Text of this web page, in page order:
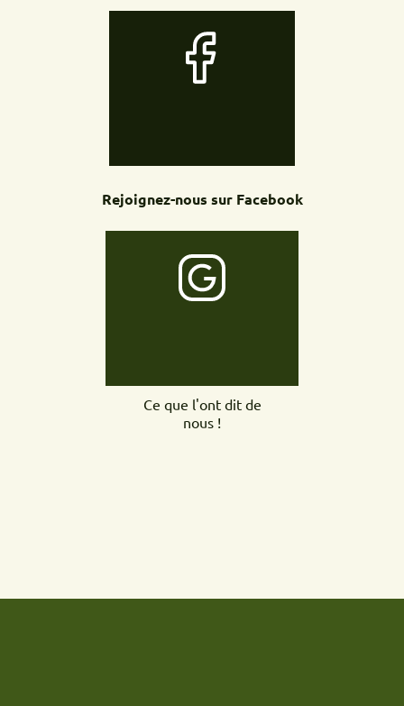
Rejoignez-nous sur Facebook
Ce que l'ont dit de
nous !